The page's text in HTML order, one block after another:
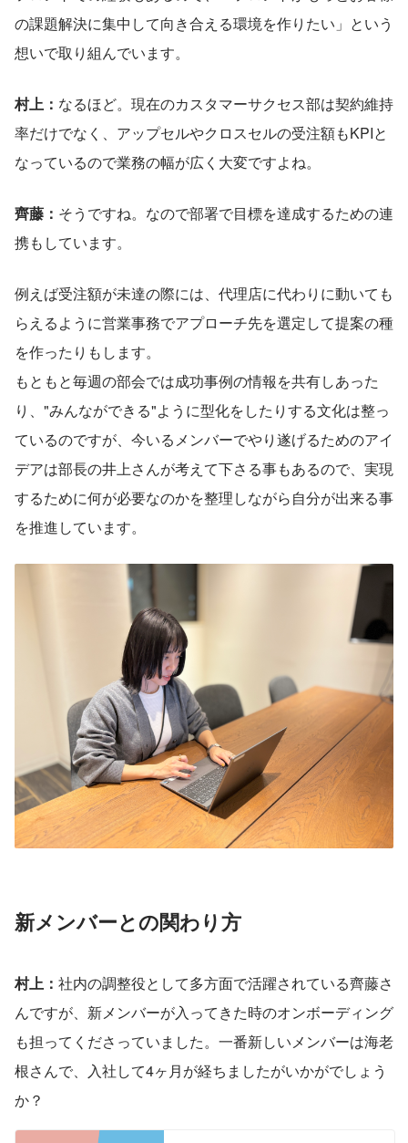
の課題解決に集中して向き合える環境を作りたい」という
想いで取り組んでいます。
村上： なるほど。現在のカスタマーサクセス部は契約維持
率だけでなく、アップセルやクロスセルの受注額もKPIと
なっているので業務の幅が広く大変ですよね。
齊藤： そうですね。なので部署で目標を達成するための連
携もしています。
例えば受注額が未達の際には、代理店に代わりに動いても
らえるように営業事務でアプローチ先を選定して提案の種
を作ったりもします。
もともと毎週の部会では成功事例の情報を共有しあった
り、"みんなができる"ように型化をしたりする文化は整っ
ているのですが、今いるメンバーでやり遂げるためのアイ
デアは部長の井上さんが考えて下さる事もあるので、実現
するために何が必要なのかを整理しながら自分が出来る事
を推進しています。
新メンバーとの関わり方
村上： 社内の調整役として多方面で活躍されている齊藤さ
んですが、新メンバーが入ってきた時のオンボーディング
も担ってくださっていました。一番新しいメンバーは海老
根さんで、入社して4ヶ月が経ちましたがいかがでしょう
か？